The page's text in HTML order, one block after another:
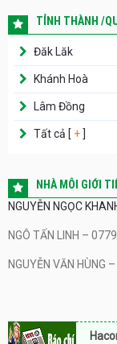
TỈNH THÀNH /
Đăk Lăk
Khánh Hoà
Lâm Đồng
Tất cả [ + ]
NHÀ MÔI GIỚI
NGUYỄN NGỌC
NGÔ TẤN LINH –
NGUYỄN VĂN HÙNG
Hacom